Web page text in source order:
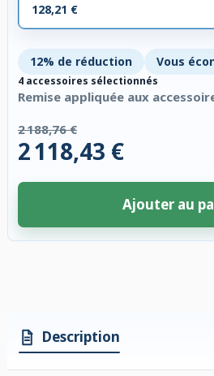
128,21 €
12% de réduction Vous
4 accessoires sélectionnés
Remise appliquée aux
2 188,76 €
2 118,43 €
Ajouter au
Description